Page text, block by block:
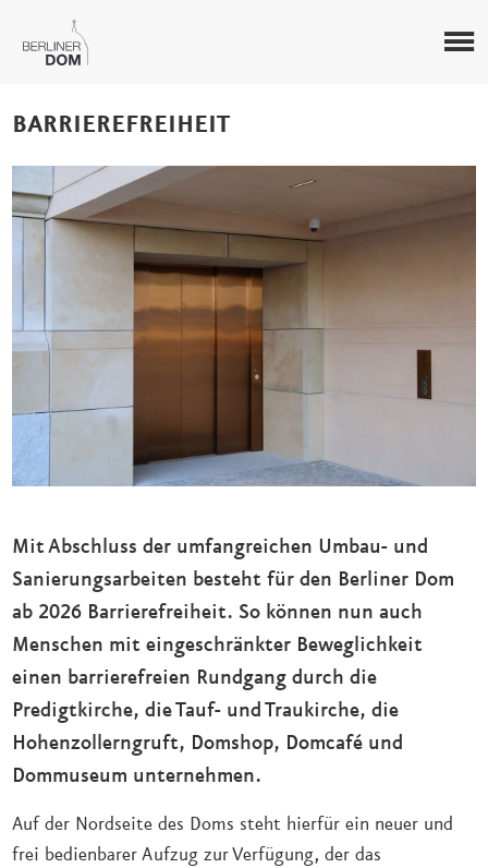
BARRIEREFREIHEIT
Mit Abschluss der umfangreichen Umbau- und
Sanierungsarbeiten besteht für den Berliner Dom
ab 2026 Barrierefreiheit. So können nun auch
Menschen mit eingeschränkter Beweglichkeit
einen barrierefreien Rundgang durch die
Predigtkirche, die Tauf- und Traukirche, die
Hohenzollerngruft, Domshop, Domcafé und
Dommuseum unternehmen.
Auf der Nordseite des Doms steht hierfür ein neuer und
frei bedienbarer Aufzug zur Verfügung, der das